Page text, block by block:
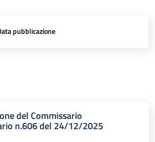
pubblicazione
del Commissario
n.606 del 24/12/2025